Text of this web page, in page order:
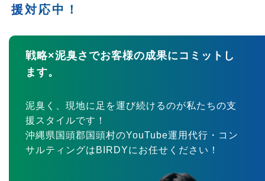
援対応中！
戦略×泥臭さでお客様の成果にコミットし
ます。
泥臭く、現地に足を運び続けるのが私たちの支
援スタイルです！
沖縄県国頭郡国頭村のYouTube運用代行・コン
サルティングはBIRDYにお任せください！